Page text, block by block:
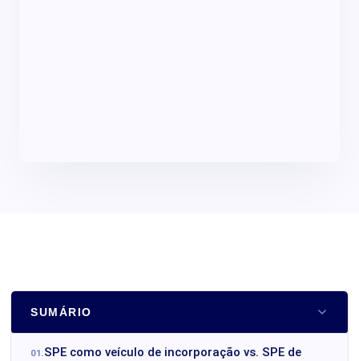
SUMÁRIO
SPE como veículo de incorporação vs. SPE de